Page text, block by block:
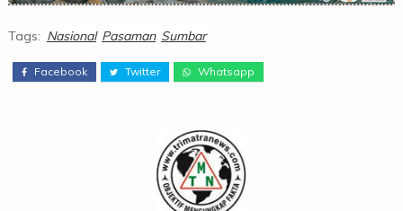
Tags: Nasional Pasaman Sumbar
Facebook Twitter Whatsapp